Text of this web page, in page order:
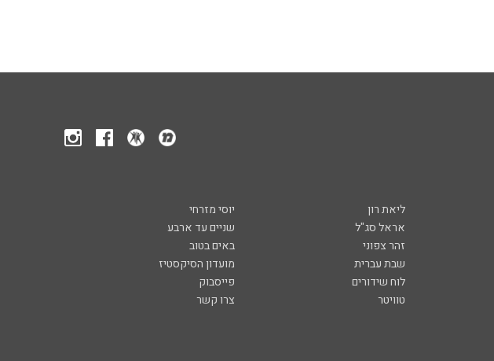
ליאת רון
יוסי מזרחי
אראל סג"ל
שניים עד ארבע
זהר צפוני
באים בטוב
שבת עברית
מועדון הסיקסטיז
לוח שידורים
פייסבוק
טוויטר צרו קשר